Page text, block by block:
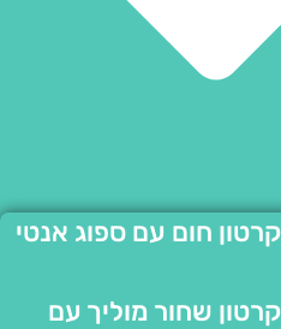
חום עם ספוג אנטי
שחור מוליך עם